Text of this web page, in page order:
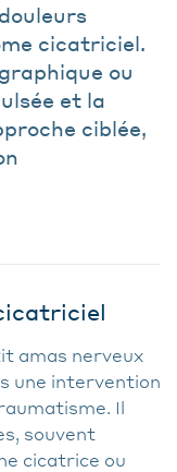
cicatriciel.
ou
et la
ciblée,
amas nerveux
une intervention
Il
souvent
cicatrice ou